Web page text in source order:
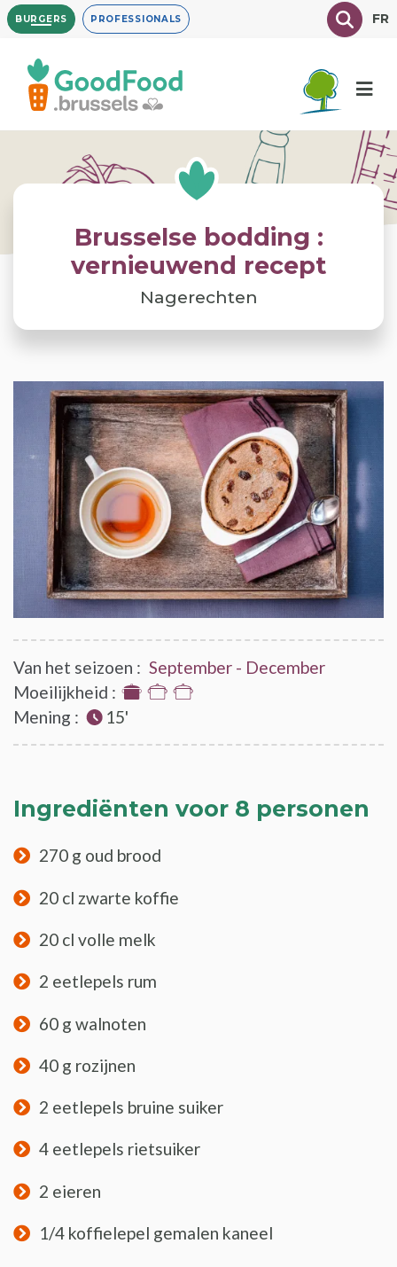
Overslaan
en
inhoud
gaan
BURGERS PROFESSIONALS TexteFR
Brusselse bodding :
vernieuwend recept
Nagerechten
Van het seizoen : September - December
Moeilijkheid : 1
van
de
Mening : 15'
Ingrediënten voor 8 personen
270 g oud brood
20 cl zwarte koffie
20 cl volle melk
2 eetlepels rum
60 g walnoten
40 g rozijnen
2 eetlepels bruine suiker
4 eetlepels rietsuiker
2 eieren
1/4 koffielepel gemalen kaneel